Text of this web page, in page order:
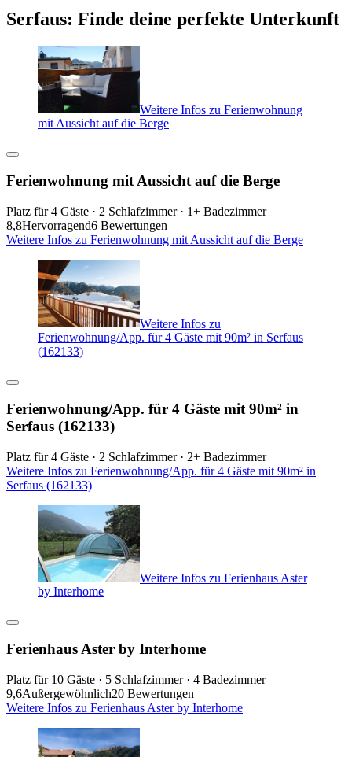
Serfaus: Finde deine perfekte Unterkunft
Weitere Infos zu Ferienwohnung
mit Aussicht auf die Berge
Ferienwohnung mit Aussicht auf die Berge
Platz für 4 Gäste · 2 Schlafzimmer · 1+ Badezimmer
8,8Hervorragend6 Bewertungen
Weitere Infos zu Ferienwohnung mit Aussicht auf die Berge
Weitere Infos zu
Ferienwohnung/App. für 4 Gäste mit 90m² in Serfaus
(162133)
Ferienwohnung/App. für 4 Gäste mit 90m² in
Serfaus (162133)
Platz für 4 Gäste · 2 Schlafzimmer · 2+ Badezimmer
Weitere Infos zu Ferienwohnung/App. für 4 Gäste mit 90m² in
Serfaus (162133)
Weitere Infos zu Ferienhaus Aster
by Interhome
Ferienhaus Aster by Interhome
Platz für 10 Gäste · 5 Schlafzimmer · 4 Badezimmer
9,6Außergewöhnlich20 Bewertungen
Weitere Infos zu Ferienhaus Aster by Interhome